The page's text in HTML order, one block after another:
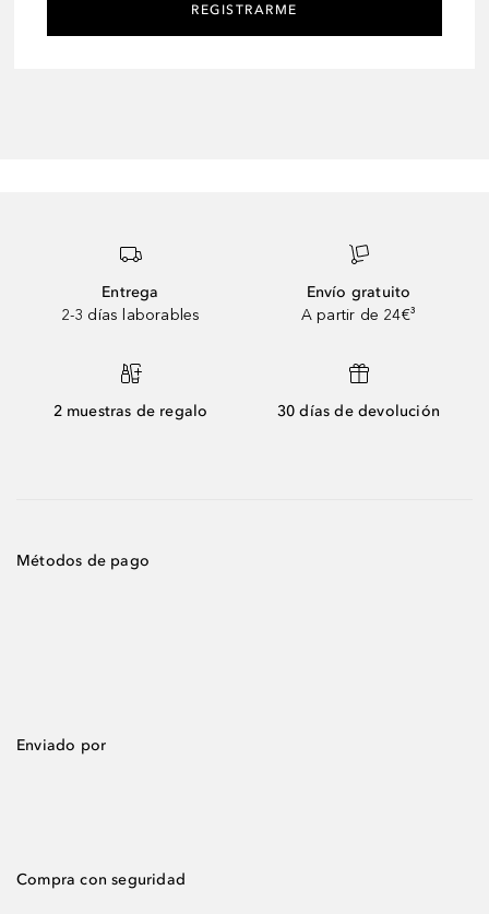
REGISTRARME
Entrega
2-3 días laborables
Envío gratuito
A partir de 24€³
2 muestras de regalo 30 días de devolución
Métodos de pago
Enviado por
Compra con seguridad